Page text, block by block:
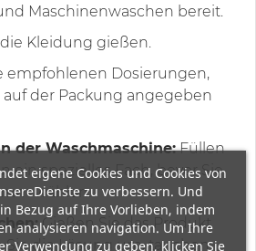
Maschinenwaschen bereit.
Kleidung gießen.
empfohlenen Dosierungen,
auf der Packung angegeben
der Waschmaschine:Füllen
ein spezielles Fach, bevor Sie
wählen.
Gießen Sie das Produkt
Sie die Lösung um, tauchen
eigene Cookies und Cookies von
zu verbessern. Und
Bezug auf Ihre Vorlieben, indem
analysieren navigation. Um Ihre
Verwendung zu geben, klicken Sie